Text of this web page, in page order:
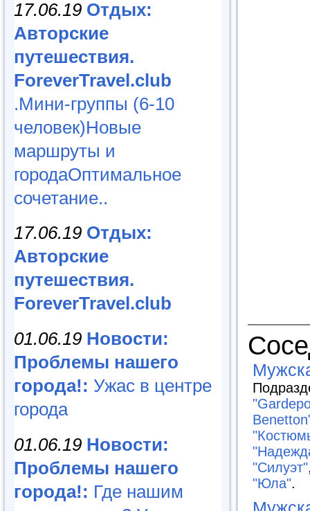
17.06.19 Отдых:
Авторские
путешествия.
ForeverTravel.club
.Мини-группы (6-10
человек)Новые
маршруты и
городаОптимальное
сочетание..
17.06.19 Отдых:
Авторские
путешествия.
ForeverTravel.club
01.06.19 Новости:
Проблемы нашего
города!: Ужас в центре
города
01.06.19 Новости:
Проблемы нашего
города!: Где нашим
"Силуэт"
"Юла".